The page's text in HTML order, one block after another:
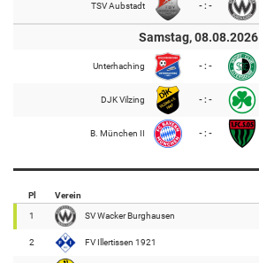
TSV Aubstadt - : -
Samstag, 08.08.2026
Unterhaching - : -
DJK Vilzing - : -
B. München II - : -
Pl Verein
1 SV Wacker Burghausen
2 FV Illertissen 1921